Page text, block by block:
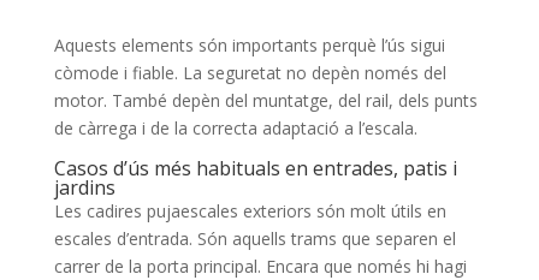
Aquests elements són importants perquè l’ús sigui
còmode i fiable. La seguretat no depèn només del
motor. També depèn del muntatge, del rail, dels punts
de càrrega i de la correcta adaptació a l’escala.
Casos d’ús més habituals en entrades, patis i
jardins
Les cadires pujaescales exteriors són molt útils en
escales d’entrada. Són aquells trams que separen el
carrer de la porta principal. Encara que només hi hagi